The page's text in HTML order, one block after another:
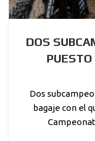
DOS
Dos
bagaje con el